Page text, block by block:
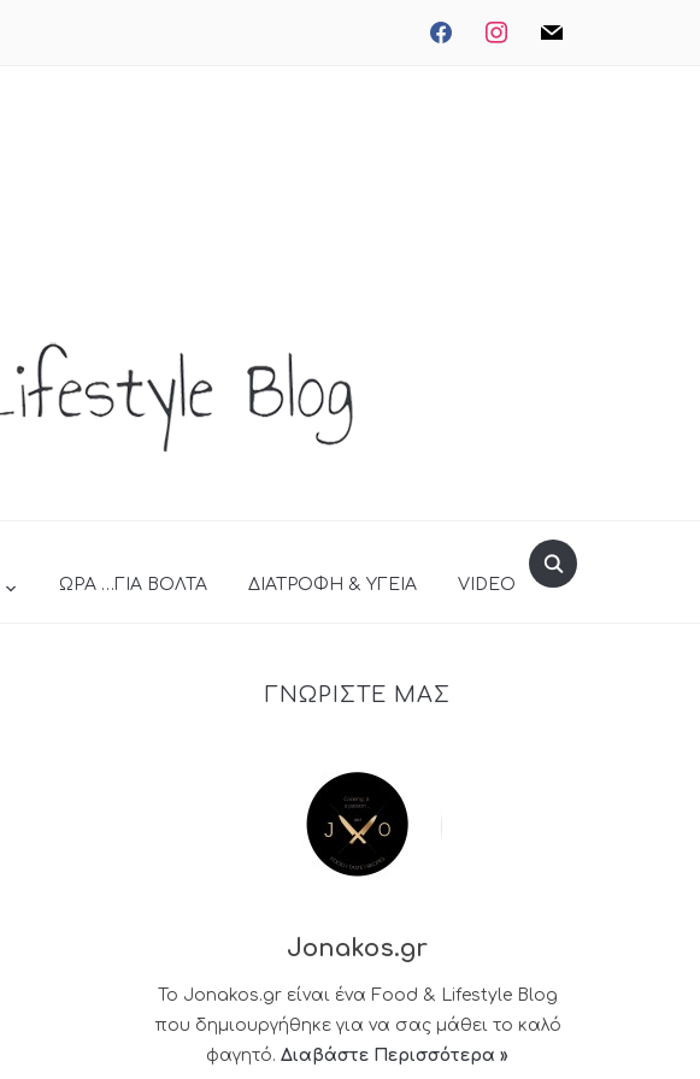
facebookinstagrammail
ΩΡΑ …ΓΙΑ ΒΟΛΤΑ ΔΙΑΤΡΟΦΗ & ΥΓΕΙΑ VIDEO
ΓΝΩΡΙΣΤΕ ΜΑΣ
Jonakos.gr
Το Jonakos.gr είναι ένα Food & Lifestyle Blog
που δημιουργήθηκε για να σας μάθει το καλό
φαγητό. Διαβάστε Περισσότερα »